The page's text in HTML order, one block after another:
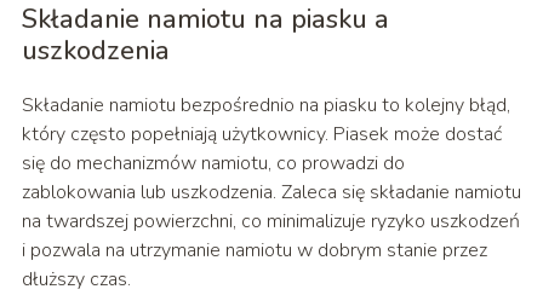
Składanie namiotu na piasku a
uszkodzenia
Składanie namiotu bezpośrednio na piasku to kolejny błąd,
który często popełniają użytkownicy. Piasek może dostać
się do mechanizmów namiotu, co prowadzi do
zablokowania lub uszkodzenia. Zaleca się składanie namiotu
na twardszej powierzchni, co minimalizuje ryzyko uszkodzeń
i pozwala na utrzymanie namiotu w dobrym stanie przez
dłuższy czas.